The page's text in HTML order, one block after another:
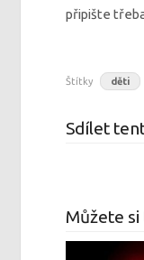
připište
Štítky děti
Sdílet
Můžete